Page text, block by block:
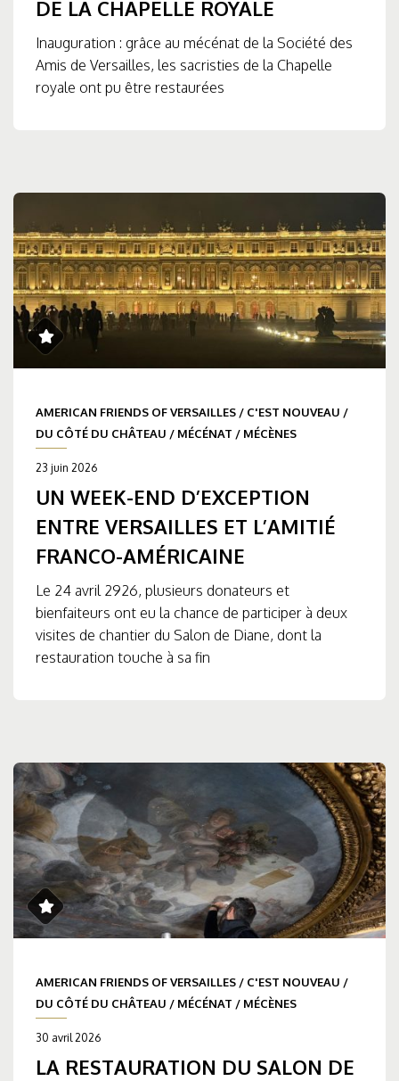
DE LA CHAPELLE ROYALE
Inauguration : grâce au mécénat de la Société des
Amis de Versailles, les sacristies de la Chapelle
royale ont pu être restaurées
AMERICAN FRIENDS OF VERSAILLES / C'EST NOUVEAU /
DU CÔTÉ DU CHÂTEAU / MÉCÉNAT / MÉCÈNES
23 juin 2026
UN WEEK-END D’EXCEPTION
ENTRE VERSAILLES ET L’AMITIÉ
FRANCO-AMÉRICAINE
Le 24 avril 2926, plusieurs donateurs et
bienfaiteurs ont eu la chance de participer à deux
visites de chantier du Salon de Diane, dont la
restauration touche à sa fin
AMERICAN FRIENDS OF VERSAILLES / C'EST NOUVEAU /
DU CÔTÉ DU CHÂTEAU / MÉCÉNAT / MÉCÈNES
30 avril 2026
LA RESTAURATION DU SALON DE